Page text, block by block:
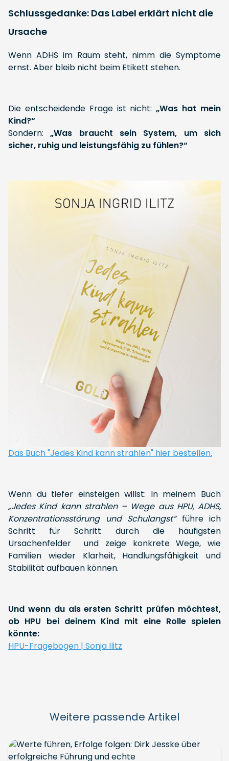
Schlussgedanke: Das Label erklärt nicht die
Ursache
Wenn ADHS im Raum steht, nimm die Symptome
ernst. Aber bleib nicht beim Etikett stehen.
Die entscheidende Frage ist nicht:„Was hat mein
Kind?“
Sondern:„Was braucht sein System, um sich
sicher, ruhig und leistungsfähig zu fühlen?“
Das Buch "Jedes Kind kann strahlen" hier bestellen.
Wenn du tiefer einsteigen willst: In meinem Buch
„Jedes Kind kann strahlen – Wege aus HPU, ADHS,
Konzentrationsstörung und Schulangst“führe ich
Schritt für Schritt durch die häufigsten
Ursachenfelder und zeige konkrete Wege, wie
Familien wieder Klarheit, Handlungsfähigkeit und
Stabilität aufbauen können.
Und wenn du als ersten Schritt prüfen möchtest,
ob HPU bei deinem Kind mit eine Rolle spielen
könnte:
HPU-Fragebogen | Sonja Ilitz
Weitere passende Artikel